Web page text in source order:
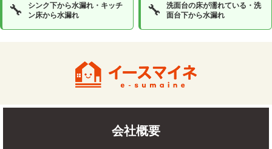
🔧
シンク下から水漏れ・キッチ
ン床から水漏れ
🔧
洗面台の床が濡れている・洗
面台下から水漏れ
会社概要